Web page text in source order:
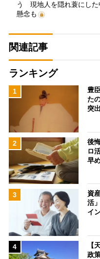
う 現地人を隠れ蓑にした
懸念も
関連記事
ランキング
1
豊
た
突
2
後
ロ
早
3
資
活
イ
4
【
政